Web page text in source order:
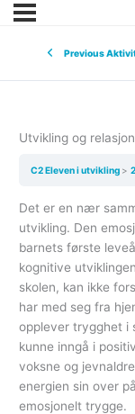
Previous
Utvikling og
C2 Eleven i utvikling
Det er en nær
utvikling. Den
barnets første
kognitive
skolen, kan ikke
har med seg fra
opplever trygghet i
kunne inngå i
voksne og
energien sin over
emosjonelt trygge.